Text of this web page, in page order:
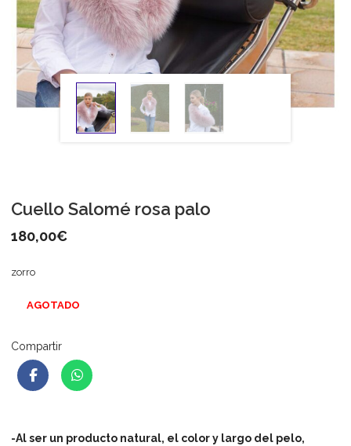
Cuello Salomé rosa palo
180,00€
zorro
AGOTADO
Compartir
-Al ser un producto natural, el color y largo del pelo,